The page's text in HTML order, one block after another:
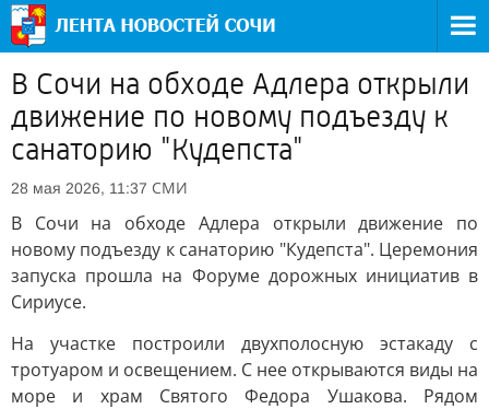
В Сочи на обходе Адлера открыли
движение по новому подъезду к
санаторию "Кудепста"
28 мая 2026, 11:37 СМИ
В Сочи на обходе Адлера открыли движение по
новому подъезду к санаторию "Кудепста". Церемония
запуска прошла на Форуме дорожных инициатив в
Сириусе.
На участке построили двухполосную эстакаду с
тротуаром и освещением. С нее открываются виды на
море и храм Святого Федора Ушакова. Рядом